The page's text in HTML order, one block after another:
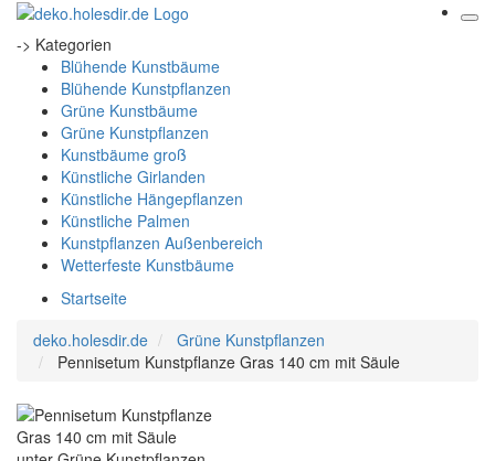
-> Kategorien
Blühende Kunstbäume
Blühende Kunstpflanzen
Grüne Kunstbäume
Grüne Kunstpflanzen
Kunstbäume groß
Künstliche Girlanden
Künstliche Hängepflanzen
Künstliche Palmen
Kunstpflanzen Außenbereich
Wetterfeste Kunstbäume
Startseite
deko.holesdir.de
Grüne Kunstpflanzen
Pennisetum Kunstpflanze Gras 140 cm mit Säule